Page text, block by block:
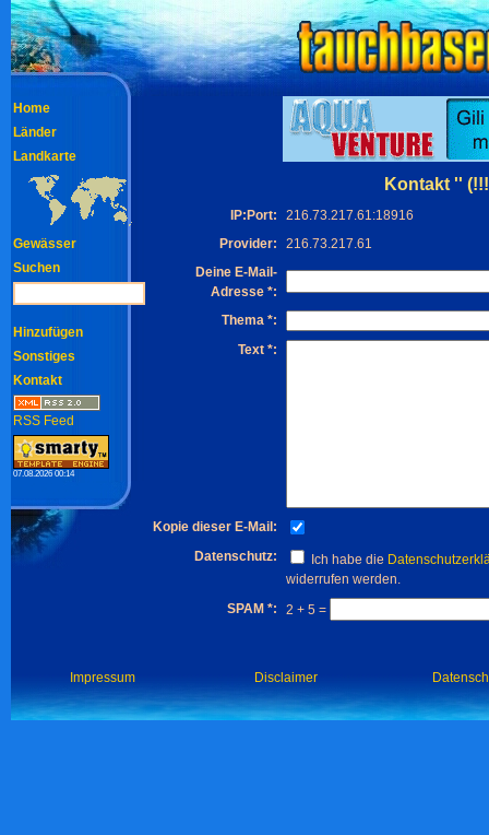
Kontakt ''
IP:Port:
216.73.217.61:18916
Provider:
216.73.217.61
Deine E-Mail-
Adresse *:
Thema *:
Text *:
Kopie dieser E-Mail:
Datenschutz:
Ich habe die
widerrufen werden.
SPAM *:
2 + 5 =
Home
Länder
Landkarte
Gewässer
Suchen
Hinzufügen
Sonstiges
Kontakt
RSS Feed
07.08.2026 00:14
Impressum Disclaimer